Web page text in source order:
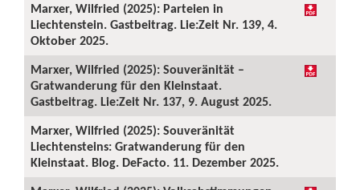
Marxer, Wilfried (2025): Parteien in
Liechtenstein. Gastbeitrag. Lie:Zeit Nr. 139, 4.
Oktober 2025.
Marxer, Wilfried (2025): Souveränität –
Gratwanderung für den Kleinstaat.
Gastbeitrag. Lie:Zeit Nr. 137, 9. August 2025.
Marxer, Wilfried (2025): Souveränität
Liechtensteins: Gratwanderung für den
Kleinstaat. Blog. DeFacto. 11. Dezember 2025.